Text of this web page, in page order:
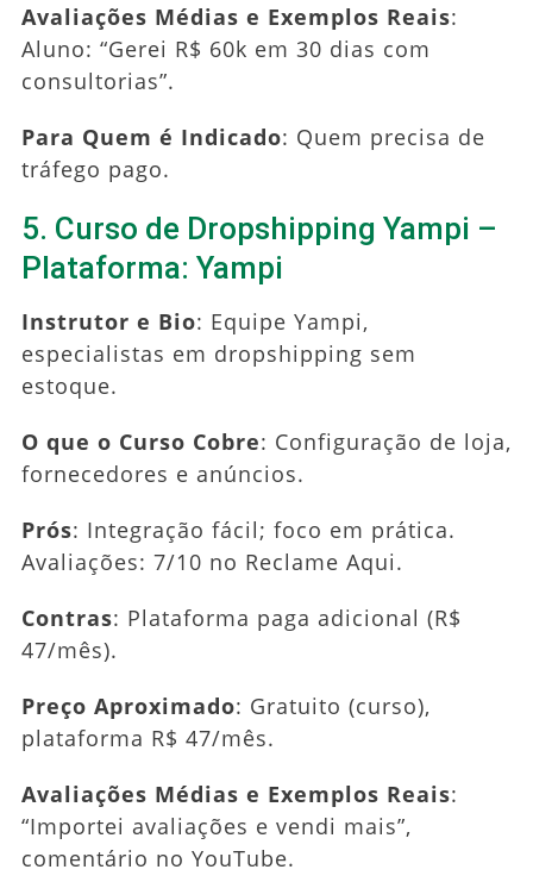
Avaliações Médias e Exemplos Reais:
Aluno: “Gerei R$ 60k em 30 dias com
consultorias”.
Para Quem é Indicado: Quem precisa de
tráfego pago.
5. Curso de Dropshipping Yampi –
Plataforma: Yampi
Instrutor e Bio: Equipe Yampi,
especialistas em dropshipping sem
estoque.
O que o Curso Cobre: Configuração de loja,
fornecedores e anúncios.
Prós: Integração fácil; foco em prática.
Avaliações: 7/10 no Reclame Aqui.
Contras: Plataforma paga adicional (R$
47/mês).
Preço Aproximado: Gratuito (curso),
plataforma R$ 47/mês.
Avaliações Médias e Exemplos Reais:
“Importei avaliações e vendi mais”,
comentário no YouTube.